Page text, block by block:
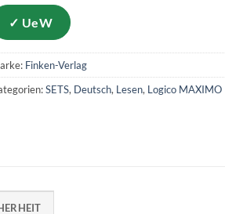
SETS, Deutsch, Lesen, Logico MAXIMO
Finken-Verlag